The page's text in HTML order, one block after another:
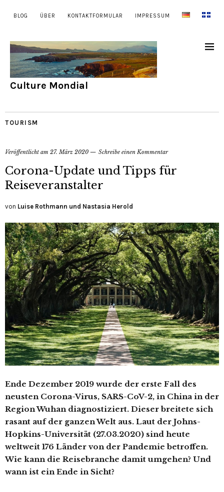
BLOG ÜBER KONTAKTFORMULAR IMPRESSUM
Culture Mondial
TOURISM
Veröffentlicht am 27. März 2020 Schreibe einen Kommentar
Corona-Update und Tipps für
Reiseveranstalter
von Luise Rothmann und Nastasia Herold
Ende Dezember 2019 wurde der erste Fall des
neusten Corona-Virus, SARS-CoV-2, in China in der
Region Wuhan diagnostiziert. Dieser breitete sich
rasant auf der ganzen Welt aus. Laut der Johns-
Hopkins-Universität (27.03.2020) sind heute
weltweit 176 Länder von der Pandemie betroffen.
Wie kann die Reisebranche damit umgehen? Und
wann ist ein Ende in Sicht?